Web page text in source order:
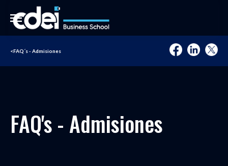
<FAQ´s - Admisiones
FAQ's - Admisiones